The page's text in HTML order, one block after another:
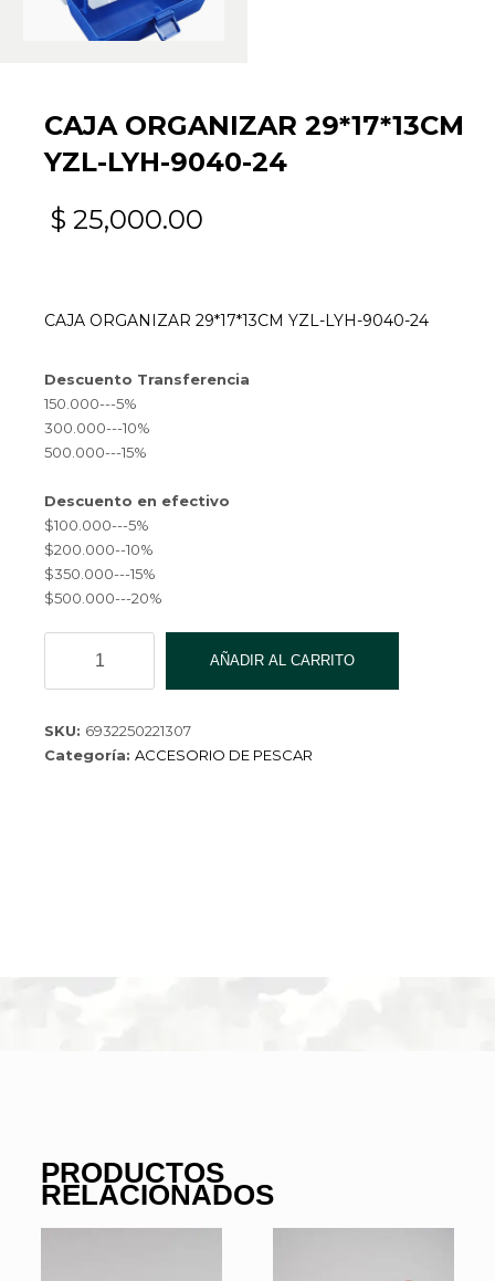
CAJA ORGANIZAR 29*17*13CM
YZL-LYH-9040-24
$ 25,000.00
CAJA ORGANIZAR 29*17*13CM YZL-LYH-9040-24
Descuento Transferencia
150.000---5%
300.000---10%
500.000---15%
Descuento en efectivo
$100.000---5%
$200.000--10%
$350.000---15%
$500.000---20%
ORGANIZAR
29*17*13CM
LYH-
9040-
AÑADIR AL CARRITO
SKU: 6932250221307
Categoría: ACCESORIO DE PESCAR
PRODUCTOS
RELACIONADOS